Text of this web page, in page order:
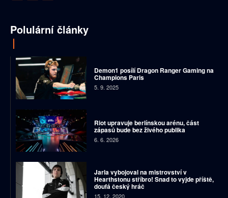
Polulární články
Demon1 posílí Dragon Ranger Gaming na
Champions Paris
5. 9. 2025
Riot upravuje berlínskou arénu, část
zápasů bude bez živého publika
6. 6. 2026
Jarla vybojoval na mistrovství v
Hearthstonu stříbro! Snad to vyjde příště,
doufá český hráč
15. 12. 2020